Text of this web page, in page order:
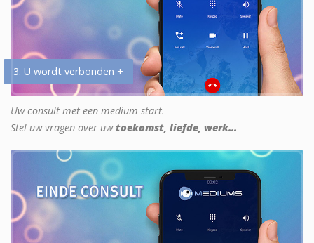
3. U wordt verbonden +
Uw consult met een medium start.
Stel uw vragen over uwtoekomst, liefde, werk...